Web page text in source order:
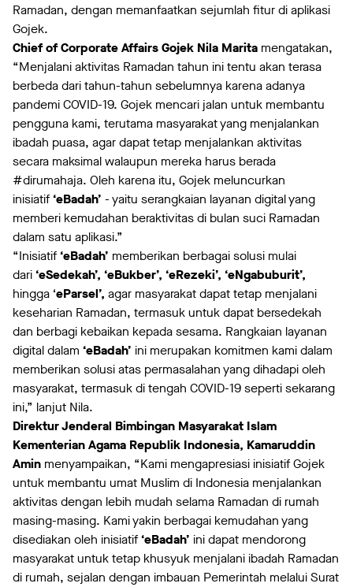
Ramadan, dengan memanfaatkan sejumlah fitur di aplikasi
Gojek.
Chief of Corporate Affairs Gojek Nila Marita mengatakan,
“Menjalani aktivitas Ramadan tahun ini tentu akan terasa
berbeda dari tahun-tahun sebelumnya karena adanya
pandemi COVID-19. Gojek mencari jalan untuk membantu
pengguna kami, terutama masyarakat yang menjalankan
ibadah puasa, agar dapat tetap menjalankan aktivitas
secara maksimal walaupun mereka harus berada
#dirumahaja. Oleh karena itu, Gojek meluncurkan
inisiatif‘eBadah’ - yaitu serangkaian layanan digital yang
memberi kemudahan beraktivitas di bulan suci Ramadan
dalam satu aplikasi.”
“Inisiatif‘eBadah’ memberikan berbagai solusi mulai
dari ‘eSedekah’, ‘eBukber’, ‘eRezeki’, ‘eNgabuburit’,
hingga ‘eParsel’, agar masyarakat dapat tetap menjalani
keseharian Ramadan, termasuk untuk dapat bersedekah
dan berbagi kebaikan kepada sesama. Rangkaian layanan
digital dalam ‘eBadah’ ini merupakan komitmen kami dalam
memberikan solusi atas permasalahan yang dihadapi oleh
masyarakat, termasuk di tengah COVID-19 seperti sekarang
ini,” lanjut Nila.
Direktur Jenderal Bimbingan Masyarakat Islam
Kementerian Agama Republik Indonesia, Kamaruddin
Amin menyampaikan, “Kami mengapresiasi inisiatif Gojek
untuk membantu umat Muslim di Indonesia menjalankan
aktivitas dengan lebih mudah selama Ramadan di rumah
masing-masing. Kami yakin berbagai kemudahan yang
disediakan oleh inisiatif‘eBadah’ ini dapat mendorong
masyarakat untuk tetap khusyuk menjalani ibadah Ramadan
di rumah, sejalan dengan imbauan Pemerintah melalui Surat